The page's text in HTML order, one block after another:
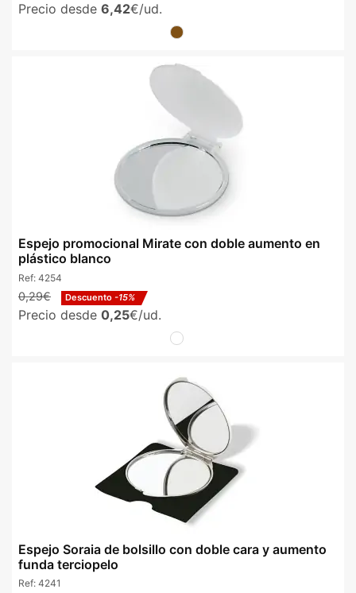
Precio desde 6,42€/ud.
Espejo promocional Mirate con doble aumento en
plástico blanco
Ref: 4254
0,29€ Descuento -15%
Precio desde 0,25€/ud.
Espejo Soraia de bolsillo con doble cara y aumento
funda terciopelo
Ref: 4241